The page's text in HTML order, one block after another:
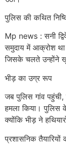
पुलिस की कथित
Mp news : सनी
समुदाय में आक्रोश
जिसके चलते उन्होंने
भीड़ का उग्र रूप
जब पुलिस गांव
हमला किया। पुलिस
क्योंकि भीड़ ने
प्रशासनिक तैयारियों